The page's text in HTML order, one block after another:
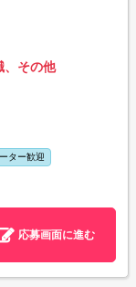
、その他
ター歓迎
応募画面に進む